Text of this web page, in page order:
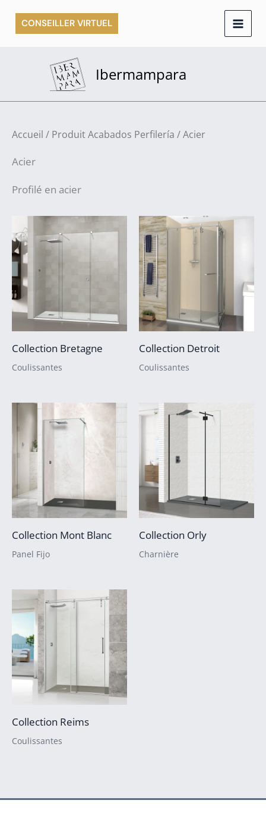
CONSEILLER VIRTUEL
Ibermampara
Accueil / Produit Acabados Perfilería / Acier
Acier
Profilé en acier
Collection Bretagne
Coulissantes
Collection Detroit
Coulissantes
Collection Mont Blanc
Panel Fijo
Collection Orly
Charnière
Collection Reims
Coulissantes